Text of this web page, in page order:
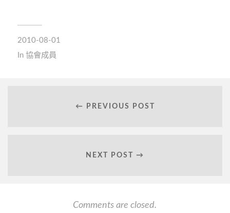
2010-08-01
In 協會成員
← PREVIOUS POST
NEXT POST →
Comments are closed.